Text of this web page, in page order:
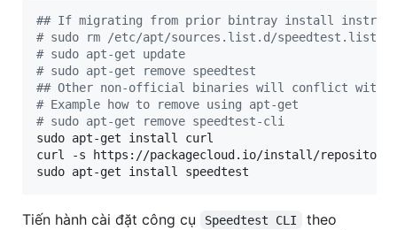
## If migrating from prior bintray install
# sudo rm /etc/apt/sources.list.d/speedtest.list
# sudo apt-get update
# sudo apt-get remove speedtest
## Other non-official binaries will conflict with
# Example how to remove using apt-get
# sudo apt-get remove speedtest-cli
sudo apt-get install curl
curl -s https://packagecloud.io/install/
sudo apt-get install speedtest
Tiến hành cài đặt công cụ Speedtest CLI
theo